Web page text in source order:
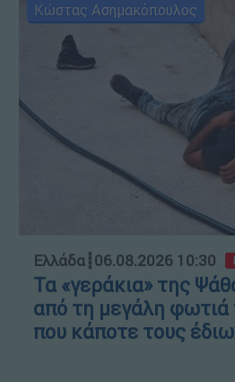
Κώστας Ασημακόπουλος
Ελλάδα┋06.08.2026 10:30
Τα «γεράκια» της
από τη μεγάλη φωτιά
που κάποτε τους